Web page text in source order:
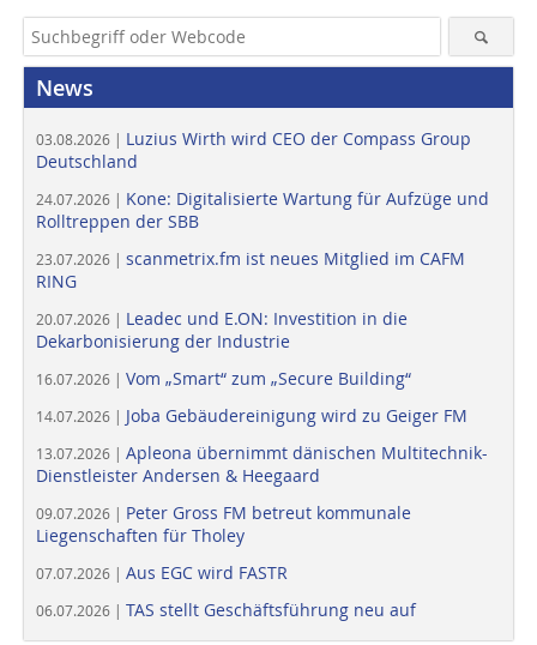
News
03.08.2026 | Luzius Wirth wird CEO der Compass Group
Deutschland
24.07.2026 | Kone: Digitalisierte Wartung für Aufzüge und
Rolltreppen der SBB
23.07.2026 | scanmetrix.fm ist neues Mitglied im CAFM
RING
20.07.2026 | Leadec und E.ON: Investition in die
Dekarbonisierung der Industrie
16.07.2026 | Vom „Smart“ zum „Secure Building“
14.07.2026 | Joba Gebäudereinigung wird zu Geiger FM
13.07.2026 | Apleona übernimmt dänischen Multitechnik-
Dienstleister Andersen & Heegaard
09.07.2026 | Peter Gross FM betreut kommunale
Liegenschaften für Tholey
07.07.2026 | Aus EGC wird FASTR
06.07.2026 | TAS stellt Geschäftsführung neu auf